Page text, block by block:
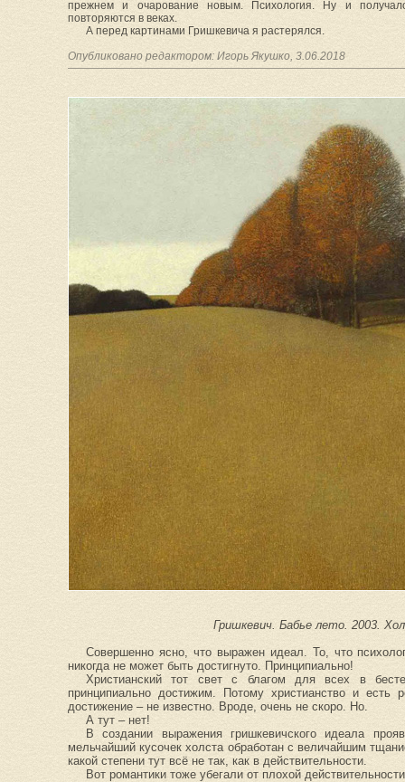
прежнем и очарование новым. Психология. Ну и
повторяются в веках.
А перед картинами Гришкевича я растерялся.
Опубликовано редактором: Игорь Якушко, 3.06.2018
Гришкевич. Бабье лето. 2003.
Совершенно ясно, что выражен идеал. То, что
никогда не может быть достигнуто. Принципиально!
Христианский тот свет с благом для всех в
принципиально достижим. Потому христианство и есть
достижение – не известно. Вроде, очень не скоро. Но.
А тут – нет!
В создании выражения гришкевичского идеала
мельчайший кусочек холста обработан с величайшим
какой степени тут всё не так, как в действительности.
Вот романтики тоже убегали от плохой